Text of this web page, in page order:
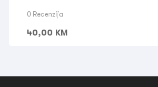
0 Recenzija
40,00 KM